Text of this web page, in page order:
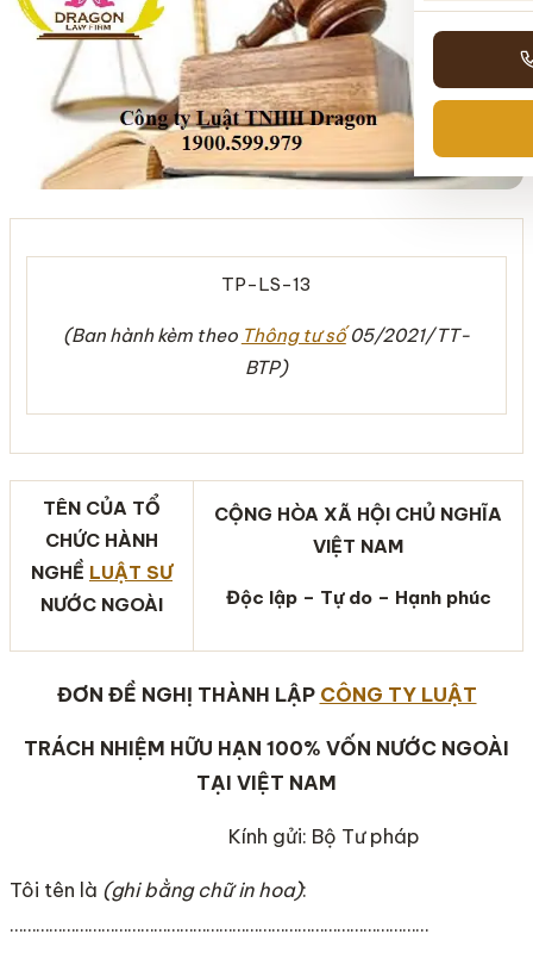
TP-LS-13
(Ban hành kèm theo Thông tư số05/2021/TT-
BTP)
TÊN CỦA TỔ
CHỨC HÀNH
NGHỀ LUẬT SƯ
NƯỚC NGOÀI
CỘNG HÒA XÃ HỘI CHỦ NGHĨA
VIỆT NAM
Độc lập – Tự do – Hạnh phúc
ĐƠN ĐỀ NGHỊ THÀNH LẬP CÔNG TY LUẬT
TRÁCH NHIỆM HỮU HẠN 100% VỐN NƯỚC NGOÀI
TẠI VIỆT NAM
Kính gửi: Bộ Tư pháp
Tôi tên là (ghi bằng chữ in hoa):
……………………………………………………………………………………